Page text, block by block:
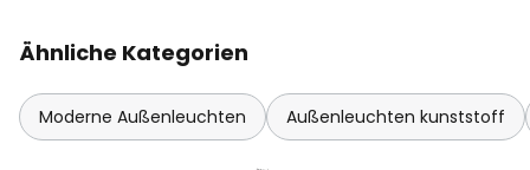
Ähnliche Kategorien
Moderne Außenleuchten Außenleuchten kunststoff